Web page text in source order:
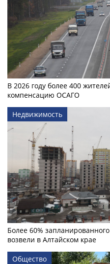
В 2026 году более 400
компенсацию ОСАГО
Недвижимость
Более 60%
возвели в Алтайском крае
Общество